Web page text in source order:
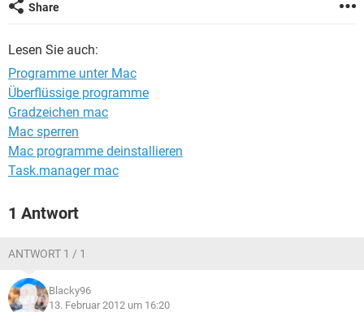
Share
Lesen Sie auch:
Programme unter Mac
Überflüssige programme
Gradzeichen mac
Mac sperren
Mac programme deinstallieren
Task.manager mac
1 Antwort
ANTWORT 1 / 1
Blacky96
13. Februar 2012 um 16:20